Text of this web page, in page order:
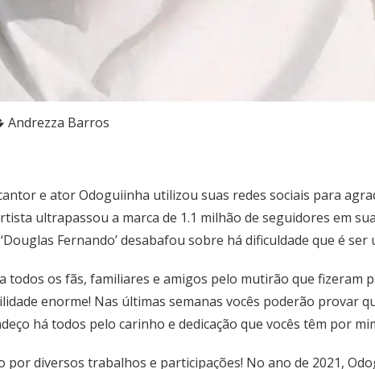
Andrezza Barros
e ator Odoguiinha utilizou suas redes sociais para
ultrapassou a marca de 1.1 milhão de seguidores em
Fernando’ desabafou sobre há dificuldade que é
todos os fãs, familiares e amigos pelo mutirão que fizeram
enorme! Nas últimas semanas vocês poderão provar
há todos pelo carinho e dedicação que vocês têm por
diversos trabalhos e participações! No ano de 2021,